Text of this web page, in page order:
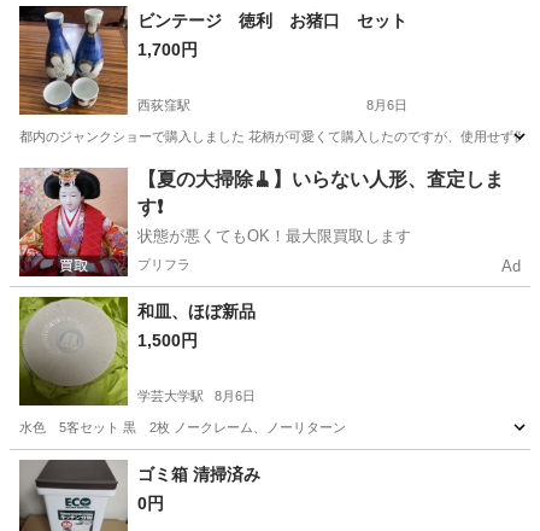
東京 杉並区 西荻窪駅 食器 ワイングラス
ビンテージ 徳利 お猪口 セット
1,700円
西荻窪駅 8月6日
都内のジャンクショーで購入しました 花柄が可愛くて購入したのですが、使
東京 杉並区 西荻窪駅 食器 徳利
【夏の大掃除🧹】いらない人形、査定しま
す❗️
状態が悪くてもOK！最大限買取します
プリフラ Ad
和皿、ほぼ新品
1,500円
学芸大学駅 8月6日
水色 5客セット 黒 2枚 ノークレーム、ノーリターン
東京 目黒区 学芸大学駅 食器
ゴミ箱 清掃済み
0円